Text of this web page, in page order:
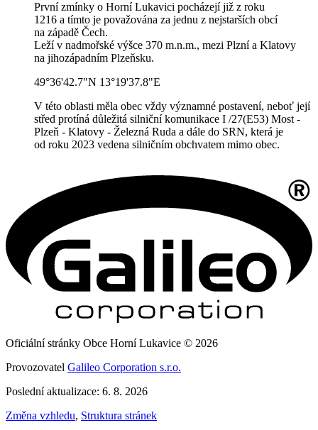
První zmínky o Horní Lukavici pocházejí již z roku
1216 a tímto je považována za jednu z nejstarších obcí
na západě Čech.
Leží v nadmořské výšce 370 m.n.m., mezi Plzní a Klatovy
na jihozápadním Plzeňsku.
49°36'42.7"N 13°19'37.8"E
V této oblasti měla obec vždy významné postavení, neboť její
střed protíná důležitá silniční komunikace I /27(E53) Most -
Plzeň - Klatovy - Železná Ruda a dále do SRN, která je
od roku 2023 vedena silničním obchvatem mimo obec.
Oficiální stránky Obce Horní Lukavice © 2026
Provozovatel Galileo Corporation s.r.o.
Poslední aktualizace: 6. 8. 2026
Změna vzhledu, Struktura stránek